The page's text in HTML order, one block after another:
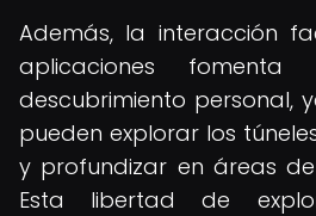
Además, la interacción
aplicaciones
descubrimiento personal,
pueden explorar los
y profundizar en áreas
Esta libertad de